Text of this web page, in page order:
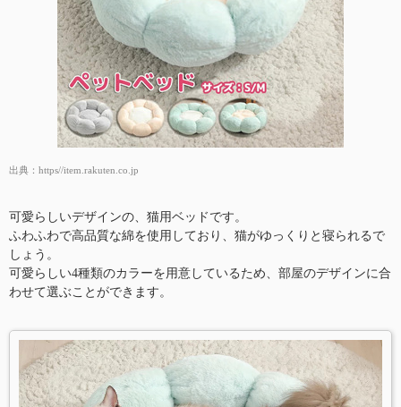
出典： https//item.rakuten.co.jp
可愛らしいデザインの、猫用ベッドです。
ふわふわで高品質な綿を使用しており、猫がゆっくりと寝られるで
しょう。
可愛らしい4種類のカラーを用意しているため、部屋のデザインに合
わせて選ぶことができます。